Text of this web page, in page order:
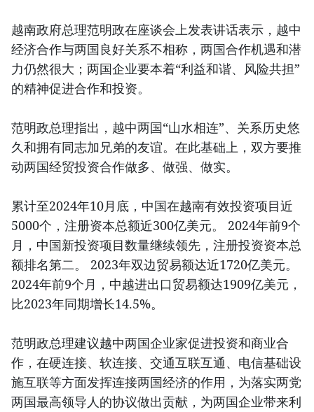
越南政府总理范明政在座谈会上发表讲话表示，越中
经济合作与两国良好关系不相称，两国合作机遇和潜
力仍然很大；两国企业要本着“利益和谐、风险共担”
的精神促进合作和投资。
范明政总理指出，越中两国“山水相连”、关系历史悠
久和拥有同志加兄弟的友谊。在此基础上，双方要推
动两国经贸投资合作做多、做强、做实。
累计至2024年10月底，中国在越南有效投资项目近
5000个，注册资本总额近300亿美元。 2024年前9个
月，中国新投资项目数量继续领先，注册投资资本总
额排名第二。 2023年双边贸易额达近1720亿美元。
2024年前9个月，中越进出口贸易额达1909亿美元，
比2023年同期增长14.5%。
范明政总理建议越中两国企业家促进投资和商业合
作，在硬连接、软连接、交通互联互通、电信基础设
施互联等方面发挥连接两国经济的作用，为落实两党
两国最高领导人的协议做出贡献，为两国企业带来利